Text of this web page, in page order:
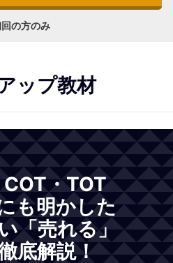
の方のみ
ップ教材
・TOT
も明かした
「売れる」
底解説！